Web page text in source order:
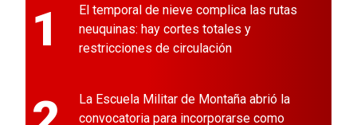
1
El temporal de nieve complica las rutas
neuquinas: hay cortes totales y
restricciones de circulación
La Escuela Militar de Montaña abrió la
convocatoria para incorporarse como